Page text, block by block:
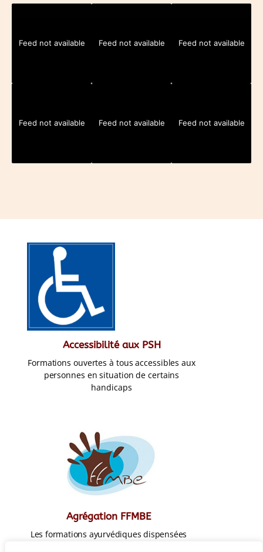
Feed not available Feed not available Feed not available
Feed not available Feed not available Feed not available
Accessibilité aux PSH
Formations ouvertes à tous accessibles aux
personnes en situation de certains
handicaps
Agrégation FFMBE
Les formations ayurvédiques dispensées